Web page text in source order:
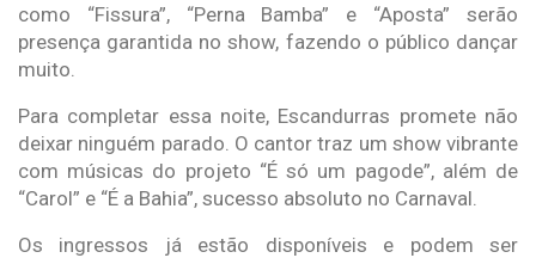
como “Fissura”, “Perna Bamba” e “Aposta” serão
presença garantida no show, fazendo o público dançar
muito.
Para completar essa noite, Escandurras promete não
deixar ninguém parado. O cantor traz um show vibrante
com músicas do projeto “É só um pagode”, além de
“Carol” e “É a Bahia”, sucesso absoluto no Carnaval.
Os ingressos já estão disponíveis e podem ser